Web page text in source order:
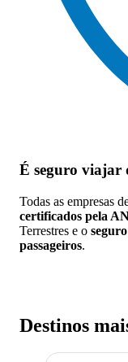
É seguro viajar
Todas as empresas
certificados pela
Terrestres e o
passageiros.
Destinos